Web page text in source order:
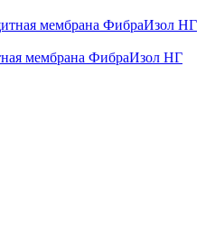
мембрана ФибраИзол НГ